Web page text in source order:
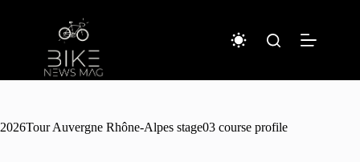
キ
2026Tour Auvergne Rhône-Alpes stage03 course profile